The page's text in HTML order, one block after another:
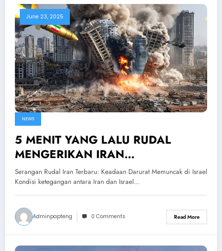
June 23, 2025
NEWS
5 MENIT YANG LALU RUDAL
MENGERIKAN IRAN
DILUNCURKAN – Keadaan Darurat
Israel Mencekam
Serangan Rudal Iran Terbaru: Keadaan Darurat Memuncak di Israel
Kondisi ketegangan antara Iran dan Israel…
Adminpapteng 0 Comments Read More